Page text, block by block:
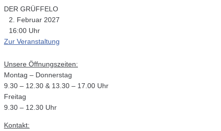
DER GRÜFFELO
2. Februar 2027
16:00 Uhr
Zur Veranstaltung
Unsere Öffnungszeiten:
Montag – Donnerstag
9.30 – 12.30 & 13.30 – 17.00 Uhr
Freitag
9.30 – 12.30 Uhr
Kontakt: